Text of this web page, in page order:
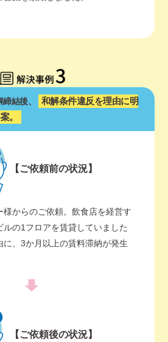
結後、
和解条件違反を理由に明
。
【ご依頼前の状況】
様からのご依頼。飲食店を経営す
ルの1フロアを賃貸していました
に、3か月以上の賃料滞納が発生
【ご依頼後の状況】